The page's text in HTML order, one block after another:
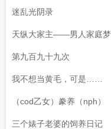
迷乱光阴录
天纵大家主——男人家庭梦
第九百九十九次
我不想当黄毛，可是……
（cod乙女）豢养（nph）
三个婊子老婆的饲养日记